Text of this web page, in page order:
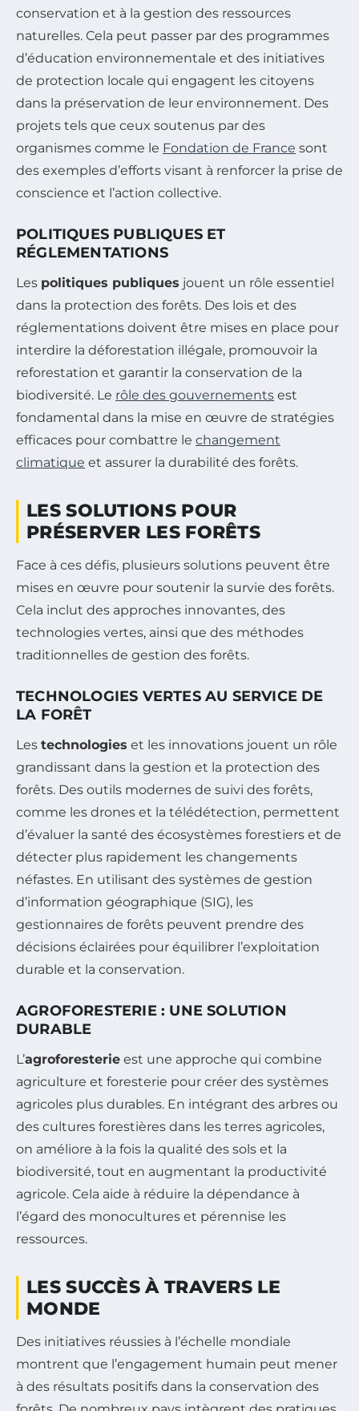
conservation et à la gestion des ressources
naturelles. Cela peut passer par des programmes
d’éducation environnementale et des initiatives
de protection locale qui engagent les citoyens
dans la préservation de leur environnement. Des
projets tels que ceux soutenus par des
organismes comme le Fondation de France sont
des exemples d’efforts visant à renforcer la prise de
conscience et l’action collective.
POLITIQUES PUBLIQUES ET
RÉGLEMENTATIONS
Les politiques publiques jouent un rôle essentiel
dans la protection des forêts. Des lois et des
réglementations doivent être mises en place pour
interdire la déforestation illégale, promouvoir la
reforestation et garantir la conservation de la
biodiversité. Le rôle des gouvernements est
fondamental dans la mise en œuvre de stratégies
efficaces pour combattre le changement
climatique et assurer la durabilité des forêts.
LES SOLUTIONS POUR
PRÉSERVER LES FORÊTS
Face à ces défis, plusieurs solutions peuvent être
mises en œuvre pour soutenir la survie des forêts.
Cela inclut des approches innovantes, des
technologies vertes, ainsi que des méthodes
traditionnelles de gestion des forêts.
TECHNOLOGIES VERTES AU SERVICE DE
LA FORÊT
Les technologies et les innovations jouent un rôle
grandissant dans la gestion et la protection des
forêts. Des outils modernes de suivi des forêts,
comme les drones et la télédétection, permettent
d’évaluer la santé des écosystèmes forestiers et de
détecter plus rapidement les changements
néfastes. En utilisant des systèmes de gestion
d’information géographique (SIG), les
gestionnaires de forêts peuvent prendre des
décisions éclairées pour équilibrer l’exploitation
durable et la conservation.
AGROFORESTERIE : UNE SOLUTION
DURABLE
L’agroforesterie est une approche qui combine
agriculture et foresterie pour créer des systèmes
agricoles plus durables. En intégrant des arbres ou
des cultures forestières dans les terres agricoles,
on améliore à la fois la qualité des sols et la
biodiversité, tout en augmentant la productivité
agricole. Cela aide à réduire la dépendance à
l’égard des monocultures et pérennise les
ressources.
LES SUCCÈS À TRAVERS LE
MONDE
Des initiatives réussies à l’échelle mondiale
montrent que l’engagement humain peut mener
à des résultats positifs dans la conservation des